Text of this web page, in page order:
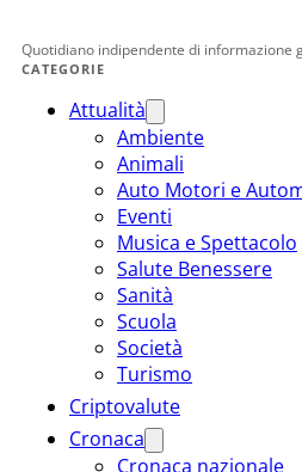
Quotidiano indipendente di informazione
CATEGORIE
Attualità
Ambiente
Animali
Auto Motori e
Eventi
Musica e Spettacolo
Salute Benessere
Sanità
Scuola
Società
Turismo
Criptovalute
Cronaca
Cronaca nazionale